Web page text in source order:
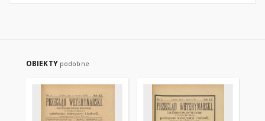
OBIEKTY podobne